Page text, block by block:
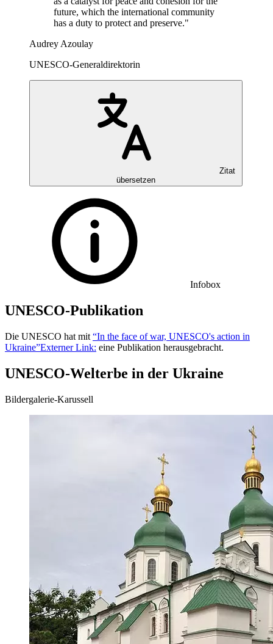
future, which the international community
has a duty to protect and preserve."
Audrey Azoulay
UNESCO-Generaldirektorin
Zitat
übersetzen
Infobox
UNESCO-Publikation
Die UNESCO hat mit “In the face of war, UNESCO's action in
Ukraine”Externer Link: eine Publikation herausgebracht.
UNESCO-Welterbe in der Ukraine
Bildergalerie-Karussell